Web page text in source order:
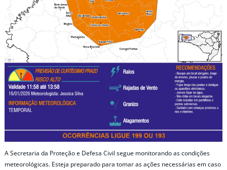
A Secretaria da Proteção e Defesa Civil segue monitorando as condições
meteorológicas. Esteja preparado para tomar as ações necessárias em caso